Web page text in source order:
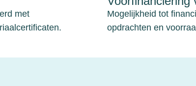
met
Mogelijkheid tot
opdrachten en